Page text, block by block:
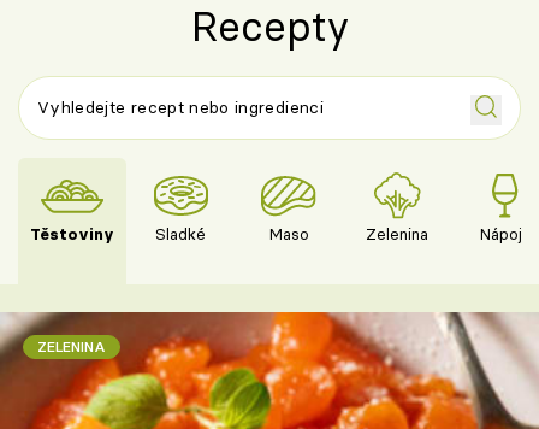
Recepty
Těstoviny Sladké Maso Zelenina Nápoje
ZELENINA